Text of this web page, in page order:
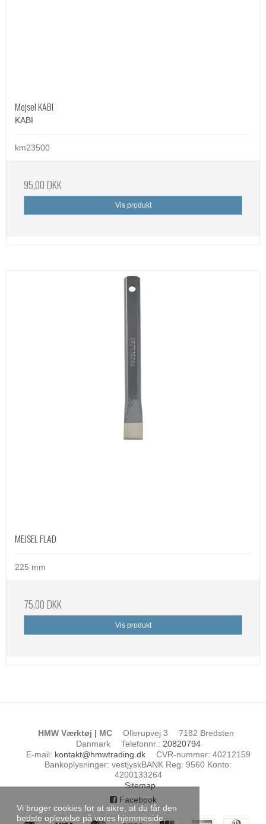
Vi bruger cookies for at sikre, at du får den
bedste oplevelse på vores hjemmeside.
Mejsel KABI
KABI
km23500
95,00 DKK
Vis produkt
MEJSEL FLAD
225 mm
75,00 DKK
Vis produkt
HMW Værktøj | MC Ollerupvej 3
7182 Bredsten
Danmark
Telefonnr.: 20820794
E-mail: kontakt@hmwtrading.dk CVR-nummer: 40212159
Bankoplysninger: vestjyskBANK Reg: 9560 Konto:
4200133264
Sitemap
Facebook